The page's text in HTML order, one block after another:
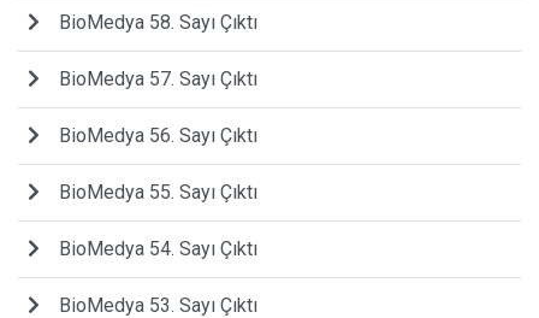
BioMedya 58. Sayı Çıktı
BioMedya 57. Sayı Çıktı
BioMedya 56. Sayı Çıktı
BioMedya 55. Sayı Çıktı
BioMedya 54. Sayı Çıktı
BioMedya 53. Sayı Çıktı